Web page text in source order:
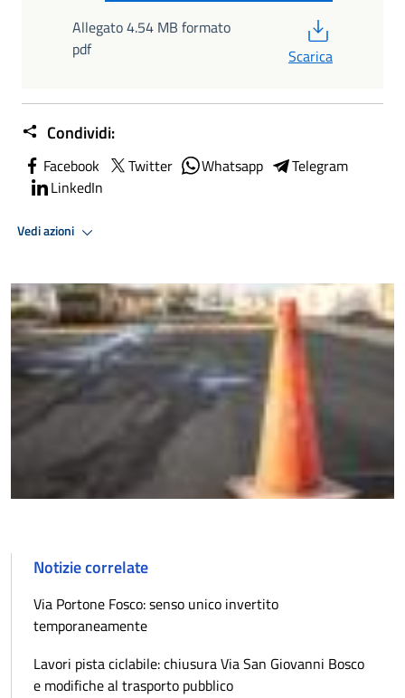
Allegato 4.54 MB formato
pdf
Scarica
Condividi:
Facebook Twitter Whatsapp
Telegram
LinkedIn
Vedi azioni
Notizie correlate
Via Portone Fosco: senso unico invertito
temporaneamente
Lavori pista ciclabile: chiusura Via San Giovanni Bosco
e modifiche al trasporto pubblico